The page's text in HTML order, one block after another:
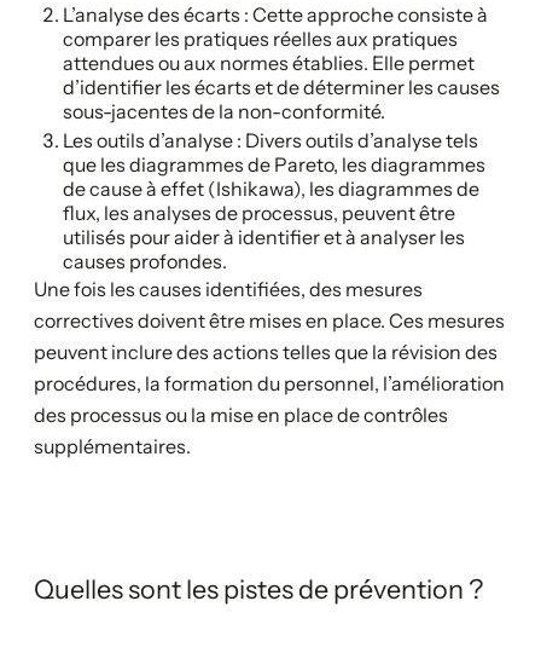
L’analyse des écarts : Cette approche consiste à
comparer les pratiques réelles aux pratiques
attendues ou aux normes établies. Elle permet
d’identifier les écarts et de déterminer les causes
sous-jacentes de la non-conformité.
Les outils d’analyse : Divers outils d’analyse tels
que les diagrammes de Pareto, les diagrammes
de cause à effet (Ishikawa), les diagrammes de
flux, les analyses de processus, peuvent être
utilisés pour aider à identifier et à analyser les
causes profondes.
Une fois les causes identifiées, des mesures
correctives doivent être mises en place. Ces mesures
peuvent inclure des actions telles que la révision des
procédures, la formation du personnel, l’amélioration
des processus ou la mise en place de contrôles
supplémentaires.
Quelles sont les pistes de prévention ?